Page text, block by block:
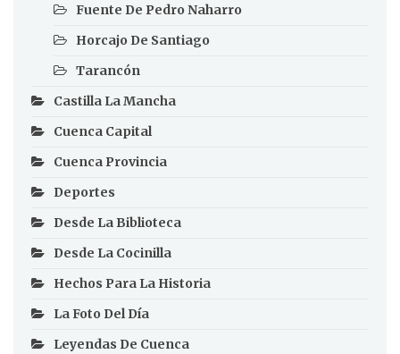
Fuente De Pedro Naharro
Horcajo De Santiago
Tarancón
Castilla La Mancha
Cuenca Capital
Cuenca Provincia
Deportes
Desde La Biblioteca
Desde La Cocinilla
Hechos Para La Historia
La Foto Del Día
Leyendas De Cuenca